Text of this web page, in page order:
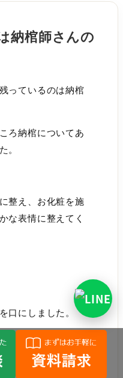
納棺師さんの
っているのは納棺
ろ納棺についてあ
。
整え、お化粧を施
な表情に整えてく
口にしました。
しても病気や年齢